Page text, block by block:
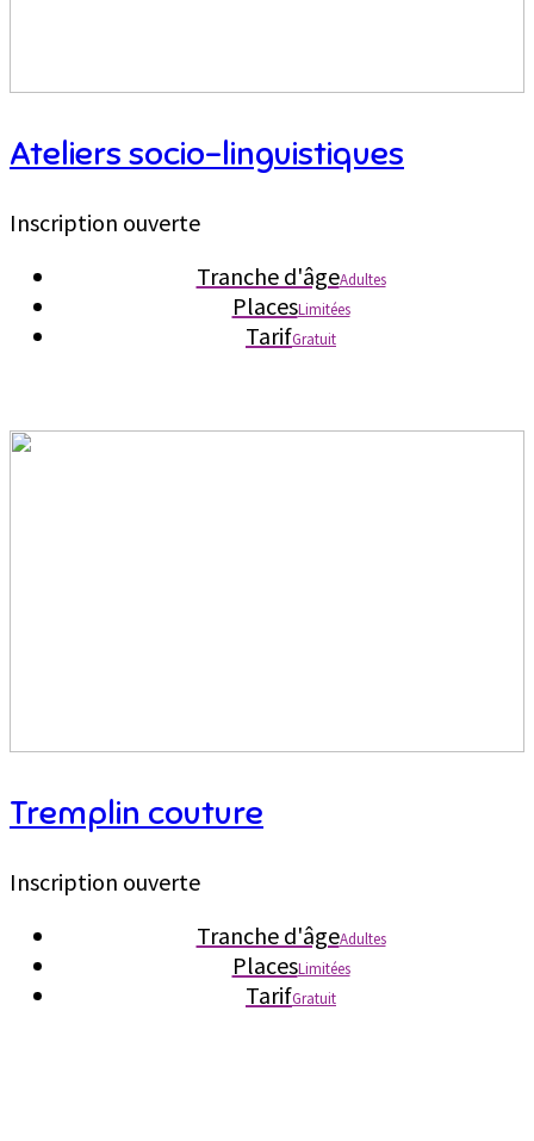
Ateliers socio-linguistiques
Inscription ouverte
Tranche d'âgeAdultes
PlacesLimitées
TarifGratuit
Tremplin couture
Inscription ouverte
Tranche d'âgeAdultes
PlacesLimitées
TarifGratuit